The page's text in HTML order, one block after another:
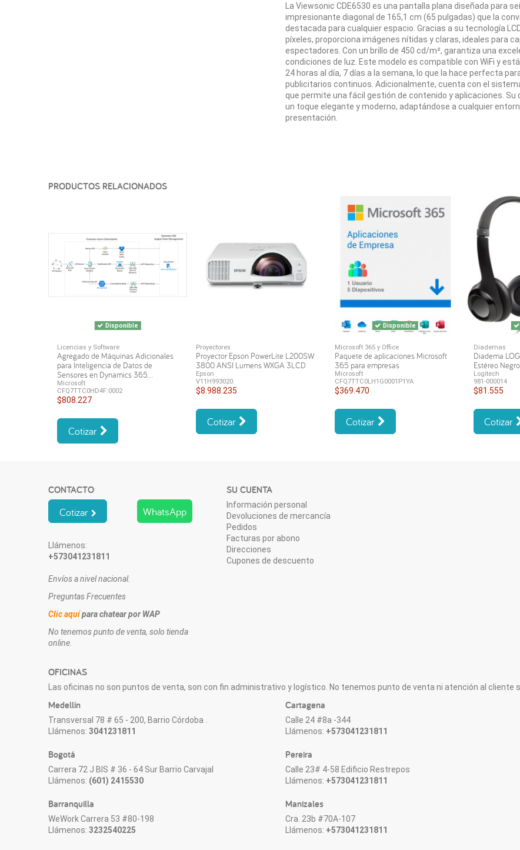
La Viewsonic CDE6530 es una pantalla plana diseñada para
impresionante diagonal de 165,1 cm (65 pulgadas) que la
destacada para cualquier espacio. Gracias a su tecnología
píxeles, proporciona imágenes nítidas y claras, ideales para
espectadores. Con un brillo de 450 cd/m², garantiza una
condiciones de luz. Este modelo es compatible con WiFi y
24 horas al día, 7 días a la semana, lo que la hace perfecta
publicitarios continuos. Adicionalmente, cuenta con el
que permite una fácil gestión de contenido y aplicaciones. Su
un toque elegante y moderno, adaptándose a cualquier
presentación.
PRODUCTOS RELACIONADOS
Disponible
Licencias y Software
Agregado de Máquinas Adicionales
para Inteligencia de Datos de
Sensores en Dynamics 365...
Microsoft
CFQ7TTC0HD4F:0002
$808.227
Cotizar
Proyectores
Proyector Epson PowerLite L200SW
3800 ANSI Lumens WXGA 3LCD
Epson
V11H993020.
$8.988.235
Cotizar
Disponible
Microsoft 365 y Office
Paquete de aplicaciones Microsoft
365 para empresas
Microsoft
CFQ7TTC0LH1G0001P1YA
$369.470
Cotizar
Diademas
Diadema
Estéreo Negro
Logitech
981-000014
$81.555
Cotizar
CONTACTO
Cotizar
Llámenos:
+573041231811
WhatsApp
Envíos a nivel nacional.
Preguntas Frecuentes
Clic aquípara chatear por WAP
No tenemos punto de venta, solo tienda
online.
OFICINAS
Las oficinas no son puntos de venta, son con fin administrativo y logístico. No tenemos punto de venta ni atención al cliente
Medellín
Transversal 78 # 65 - 200, Barrio Córdoba .
Llámenos:3041231811
Bogotá
Carrera 72 J BIS # 36 - 64 Sur Barrio Carvajal
Llámenos: (601) 2415530
Barranquilla
WeWork Carrera 53 #80-198
Llámenos:3232540225
Cartagena
Calle 24 #8a -344
Llámenos: +573041231811
Pereira
Calle 23# 4-58 Edificio Restrepos
Llámenos: +573041231811
Manizales
Cra. 23b #70A-107
Llámenos: +573041231811
SU CUENTA
Información personal
Devoluciones de mercancía
Pedidos
Facturas por abono
Direcciones
Cupones de descuento